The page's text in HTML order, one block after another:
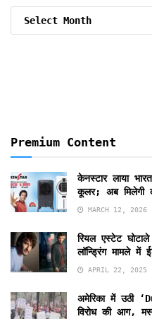
Archive
Premium Content
केनस्टार लाया
कूलर; अब मिलेगी
MARCH 12, 2026
रियल एस्टेट
लॉन्ड्रिंग मामले में
APRIL 22, 2025
अमेरिका में उठी
विरोध की आग,